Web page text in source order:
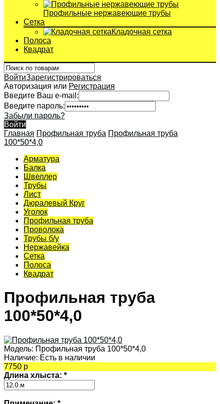
Профильные нержавеющие трубы
Сетка
Кладочная сетка
Полоса
Квадрат
ВойтиЗарегистрироваться
Авторизация или Регистрация
Введите Ваш e-mail:
Введите пароль:
Забыли пароль?
Войти
Главная Профильная труба Профильная труба
100*50*4,0
Арматура
Балка
Швеллер
Трубы
Лист
Дюралевый Круг
Уголок
Профильная труба
Проволока
Трубы б/у
Нержавейка
Сетка
Полоса
Квадрат
Профильная труба
100*50*4,0
Модель: Профильная труба 100*50*4,0
Наличие: Есть в наличии
7750 р
Длина хлыста: *